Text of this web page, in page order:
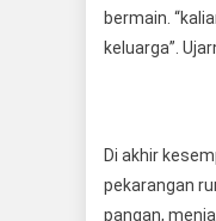
bermain.
keluarga”.
Di akhir
pekarangan
pangan,